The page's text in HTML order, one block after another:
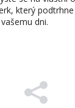
který
dni.